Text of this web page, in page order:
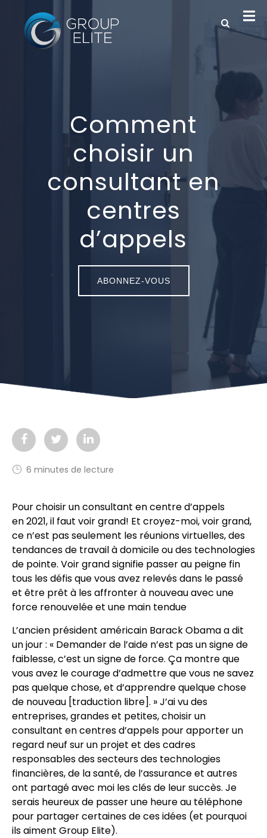
Comment
choisir un
consultant en
centres
d’appels
ABONNEZ-VOUS
6 minutes de lecture
Pour choisir un consultant en centre d’appels
en 2021, il faut voir grand! Et croyez-moi, voir grand,
ce n’est pas seulement les réunions virtuelles, des
tendances de travail à domicile ou des technologies
de pointe. Voir grand signifie passer au peigne fin
tous les défis que vous avez relevés dans le passé
et être prêt à les affronter à nouveau avec une
force renouvelée et une main tendue
L’ancien président américain Barack Obama a dit
un jour : « Demander de l’aide n’est pas un signe de
faiblesse, c’est un signe de force. Ça montre que
vous avez le courage d’admettre que vous ne savez
pas quelque chose, et d’apprendre quelque chose
de nouveau [traduction libre]. » J’ai vu des
entreprises, grandes et petites, choisir un
consultant en centres d’appels pour apporter un
regard neuf sur un projet et des cadres
responsables des secteurs des technologies
financières, de la santé, de l’assurance et autres
ont partagé avec moi les clés de leur succès. Je
serais heureux de passer une heure au téléphone
pour partager certaines de ces idées (et pourquoi
ils aiment Group Elite).